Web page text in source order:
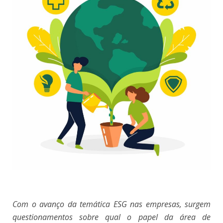
Com o avanço da temática ESG nas empresas, surgem
questionamentos sobre qual o papel da área de